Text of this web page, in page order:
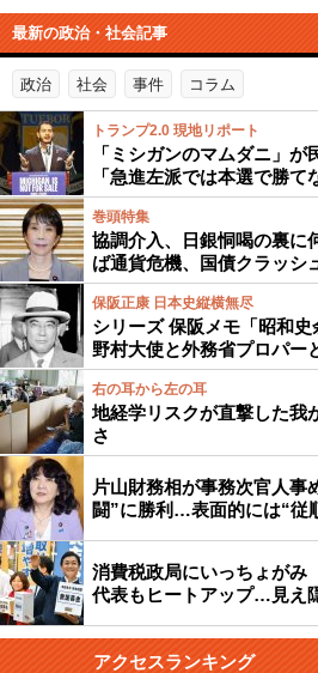
最新の政治・社会記事
政治 社会 事件 コラム
トランプ2.0 現地リポート
「ミシガンのマムダニ」が
「急進左派では本選で勝
巻頭特集
協調介入、日銀恫喝の裏に
ば通貨危機、国債クラッシ
保阪正康 日本史縦横無尽
シリーズ 保阪メモ「昭和
野村大使と外務省プロパー
右の耳から左の耳
地経学リスクが直撃した我
さ
片山財務相が事務次官人事
闘”に勝利…表面的には“従
消費税政局にいっちょがみ
代表もヒートアップ…見え
アクセスランキング